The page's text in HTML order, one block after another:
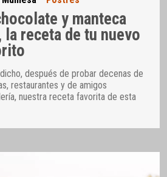
y manteca
la receta de tu nuevo
después de probar decenas de
restaurantes y de amigos
nuestra receta favorita de esta